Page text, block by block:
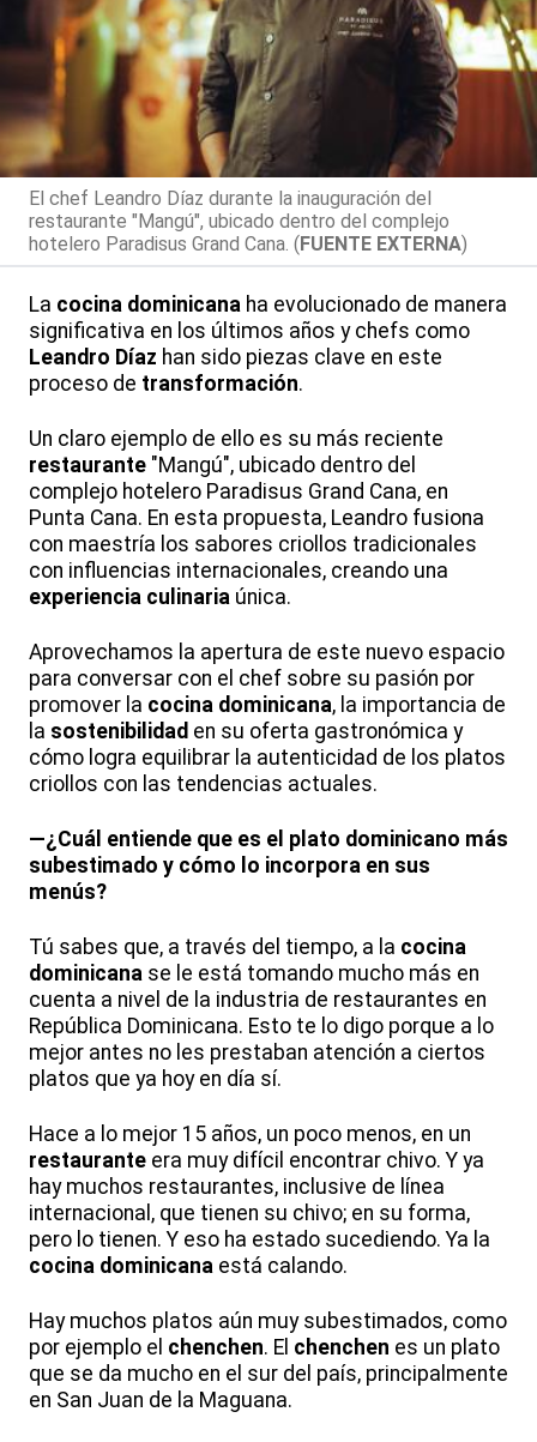
El chef Leandro Díaz durante la inauguración del
restaurante "Mangú", ubicado dentro del complejo
hotelero Paradisus Grand Cana. (FUENTE EXTERNA)
La cocina dominicana ha evolucionado de manera
significativa en los últimos años y chefs como
Leandro Díaz han sido piezas clave en este
proceso de transformación.
Un claro ejemplo de ello es su más reciente
restaurante "Mangú", ubicado dentro del
complejo hotelero Paradisus Grand Cana, en
Punta Cana. En esta propuesta, Leandro fusiona
con maestría los sabores criollos tradicionales
con influencias internacionales, creando una
experiencia culinaria única.
Aprovechamos la apertura de este nuevo espacio
para conversar con el chef sobre su pasión por
promover la cocina dominicana, la importancia de
la sostenibilidad en su oferta gastronómica y
cómo logra equilibrar la autenticidad de los platos
criollos con las tendencias actuales.
—¿Cuál entiende que es el plato dominicano más
subestimado y cómo lo incorpora en sus
menús?
Tú sabes que, a través del tiempo, a la cocina
dominicana se le está tomando mucho más en
cuenta a nivel de la industria de restaurantes en
República Dominicana. Esto te lo digo porque a lo
mejor antes no les prestaban atención a ciertos
platos que ya hoy en día sí.
Hace a lo mejor 15 años, un poco menos, en un
restaurante era muy difícil encontrar chivo. Y ya
hay muchos restaurantes, inclusive de línea
internacional, que tienen su chivo; en su forma,
pero lo tienen. Y eso ha estado sucediendo. Ya la
cocina dominicana está calando.
Hay muchos platos aún muy subestimados, como
por ejemplo el chenchen. El chenchen es un plato
que se da mucho en el sur del país, principalmente
en San Juan de la Maguana.